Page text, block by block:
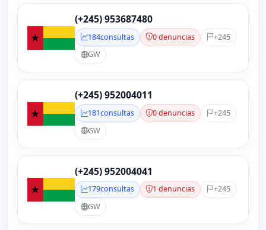
(+245) 953687480
184consultas 0 denuncias
+245
GW
(+245) 952004011
181consultas 0 denuncias
+245
GW
(+245) 952004041
179consultas 1 denuncias
+245
GW